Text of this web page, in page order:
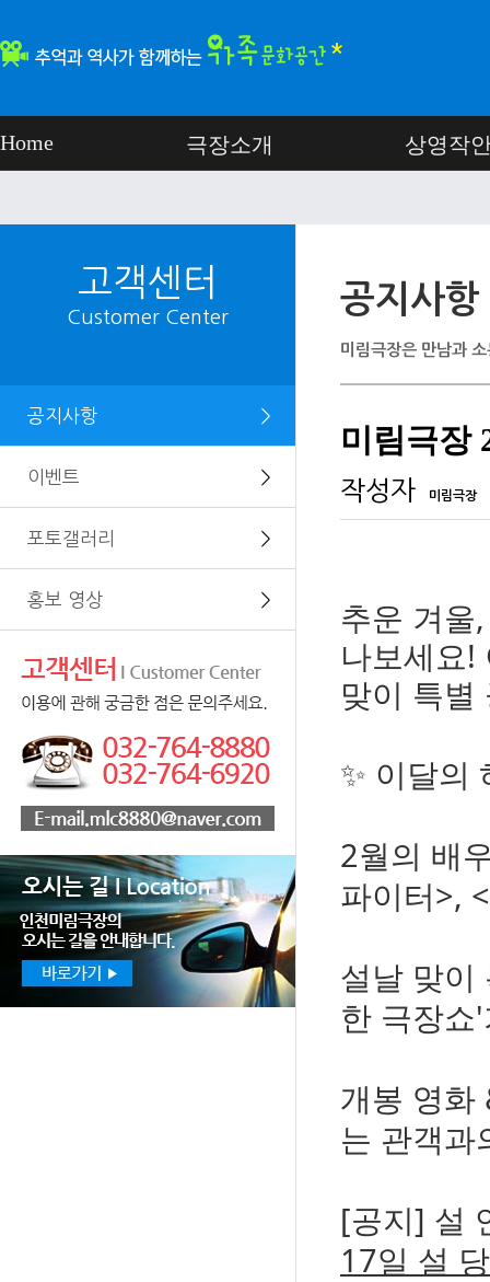
Home 극장소개 상영작
고객센터
Customer Center
공지사항 ＞
이벤트 ＞
포토갤러리 ＞
홍보 영상 ＞
공지사항
미림극장은 만남과
미림극장
작성자 미림극장
추운 겨울
나보세요!
맞이 특별
✨ 이달의
2월의 배
파이터>,
설날 맞이
한 극장쇼
개봉 영화
는 관객과
[공지] 설
17일 설